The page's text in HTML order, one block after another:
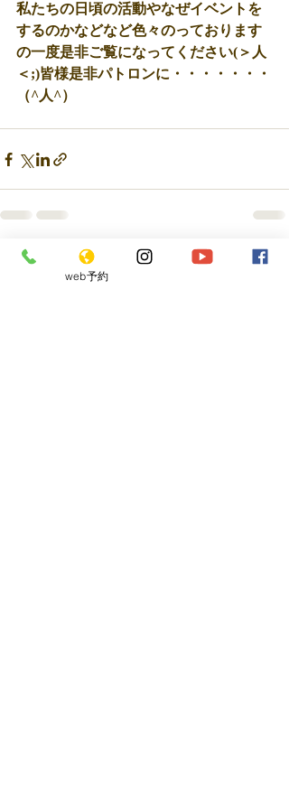
私たちの日頃の活動やなぜイベントを
するのかなどなど色々のっております
の一度是非ご覧になってください(＞人
＜;)皆様是非パトロンに・・・・・・・
（^人^）
最新記事 すべて表示
web予約